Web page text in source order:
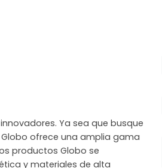
Ya sea que busque
ofrece una amplia gama
productos Globo se
y materiales de alta